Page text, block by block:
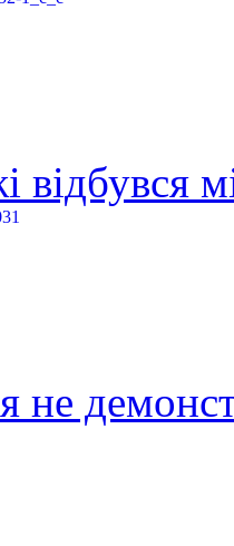
відбувся
не